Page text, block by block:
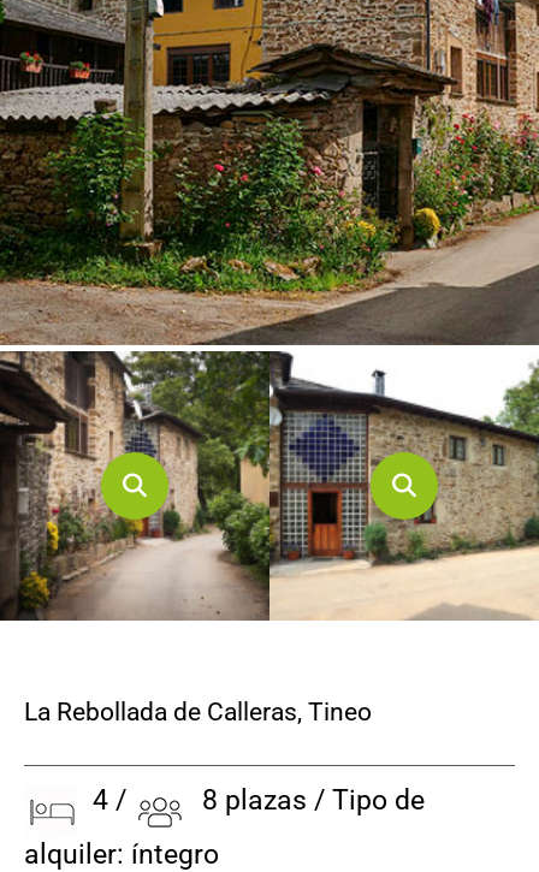
CONTACTO
La Rebollada de Calleras, Tineo
4 /
8 plazas / Tipo de
alquiler: íntegro